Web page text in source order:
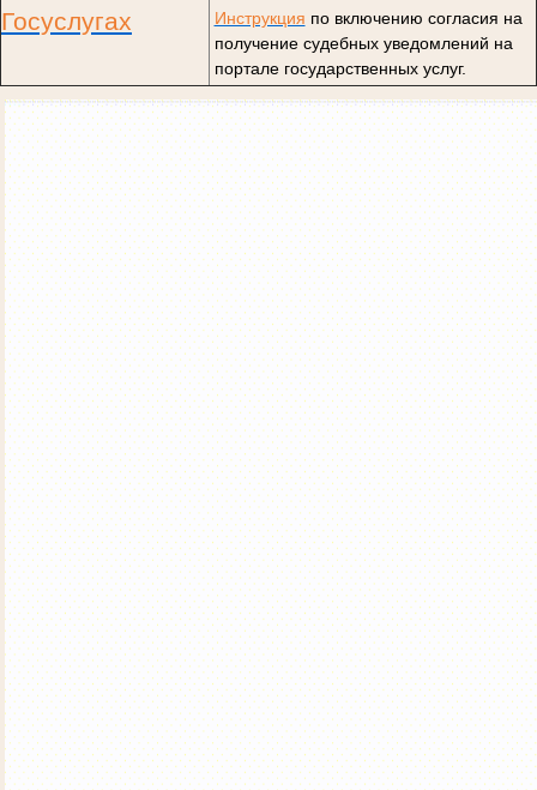
Госуслугах
Инструкция по включению согласия на
получение судебных уведомлений на
портале государственных услуг.